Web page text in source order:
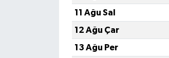
11 Ağu Sal
12 Ağu Çar
13 Ağu Per